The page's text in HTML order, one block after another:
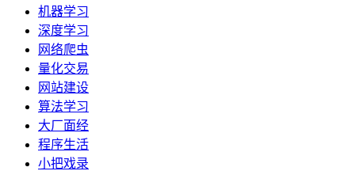
机器学习
深度学习
网络爬虫
量化交易
网站建设
算法学习
大厂面经
程序生活
小把戏录